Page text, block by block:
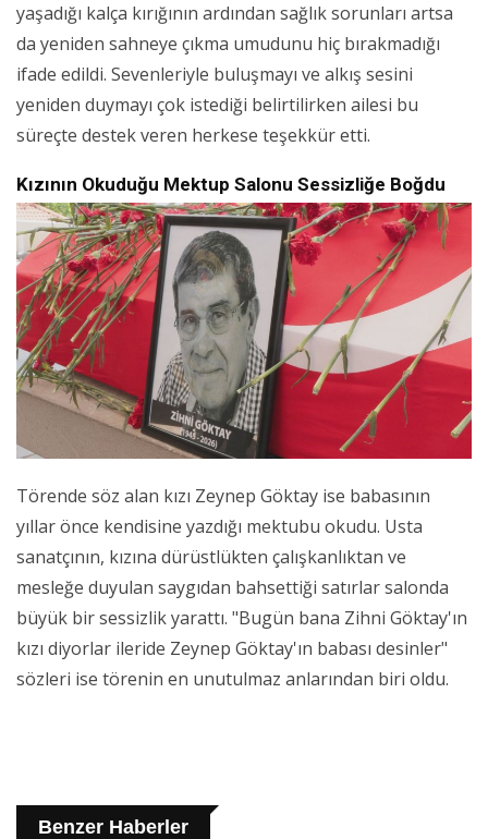
yaşadığı kalça kırığının ardından sağlık sorunları artsa
da yeniden sahneye çıkma umudunu hiç bırakmadığı
ifade edildi. Sevenleriyle buluşmayı ve alkış sesini
yeniden duymayı çok istediği belirtilirken ailesi bu
süreçte destek veren herkese teşekkür etti.
Kızının Okuduğu Mektup Salonu Sessizliğe Boğdu
Törende söz alan kızı Zeynep Göktay ise babasının
yıllar önce kendisine yazdığı mektubu okudu. Usta
sanatçının, kızına dürüstlükten çalışkanlıktan ve
mesleğe duyulan saygıdan bahsettiği satırlar salonda
büyük bir sessizlik yarattı. "Bugün bana Zihni Göktay'ın
kızı diyorlar ileride Zeynep Göktay'ın babası desinler"
sözleri ise törenin en unutulmaz anlarından biri oldu.
Benzer Haberler